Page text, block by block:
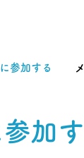
参加する
加